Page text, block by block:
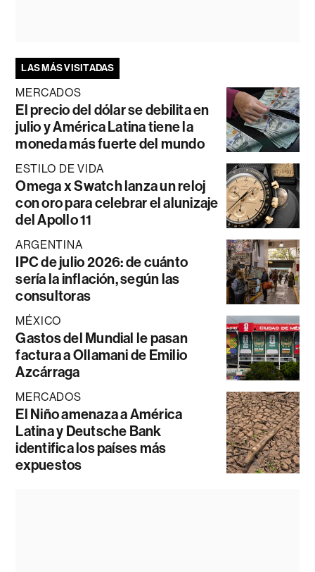
LAS MÁS VISITADAS
MERCADOS
El precio del dólar se debilita en
julio y América Latina tiene la
moneda más fuerte del mundo
ESTILO DE VIDA
Omega x Swatch lanza un reloj
con oro para celebrar el alunizaje
del Apollo 11
ARGENTINA
IPC de julio 2026: de cuánto
sería la inflación, según las
consultoras
MÉXICO
Gastos del Mundial le pasan
factura a Ollamani de Emilio
Azcárraga
MERCADOS
El Niño amenaza a América
Latina y Deutsche Bank
identifica los países más
expuestos